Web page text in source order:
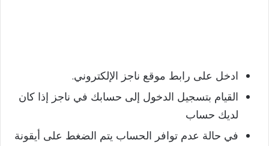
ادخل على رابط موقع ناجز الإلكتروني.
القيام بتسجيل الدخول إلى حسابك في ناجز إذا كان
لديك حساب
في حالة عدم توافر الحساب يتم الضغط على أيقونة